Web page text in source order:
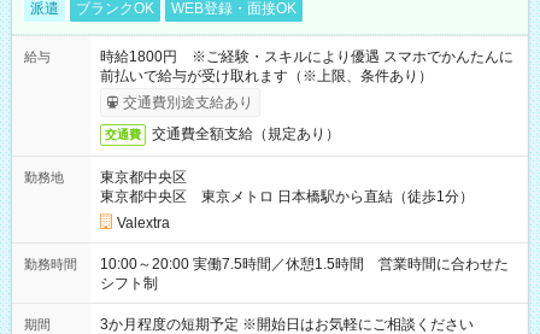
派遣 ブランクOK WEB登録・面接OK
給与
時給1800円 ※ご経験・スキルにより優遇 スマホでかんたんに
前払いで給与が受け取れます（※上限、条件あり）
交通費別途支給あり
交通費 交通費全額支給（規定あり）
勤務地
東京都中央区
東京都中央区 東京メトロ 日本橋駅から直結（徒歩1分）
Valextra
勤務時間
10:00～20:00 実働7.5時間／休憩1.5時間 営業時間に合わせた
シフト制
期間 3か月程度の短期予定 ※開始日はお気軽にご相談ください